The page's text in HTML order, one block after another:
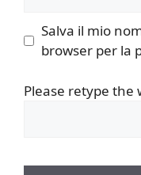
Salva il mio
browser per la
Please retype the